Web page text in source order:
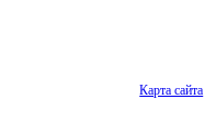
Карта сайта